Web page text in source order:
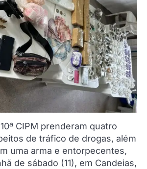
CIPM prenderam quatro
de tráfico de drogas, além
uma arma e entorpecentes,
de sábado (11), em Candeias,